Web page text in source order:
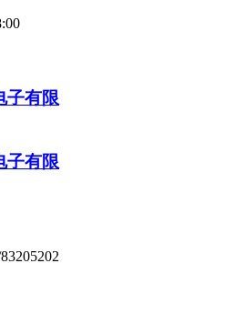
子有限
子有限